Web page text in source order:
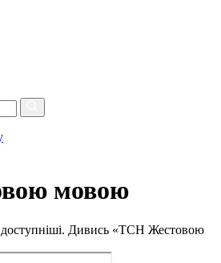
мовою
Дивись «ТСН Жестовою